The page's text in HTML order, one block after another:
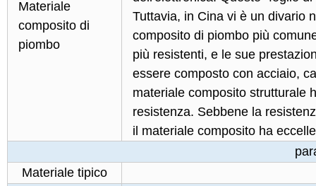
Materiale
composito di
piombo
Tuttavia, in Cina vi è un divario
composito di piombo più
più resistenti, e le sue
essere composto con acciaio,
materiale composito strutturale
resistenza. Sebbene la
il materiale composito ha
Materiale tipico